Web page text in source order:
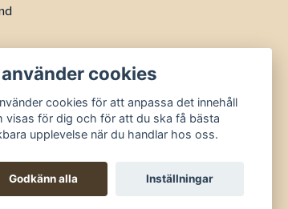
cookies
cookies för att anpassa det innehåll
visas för dig och för att du ska få bästa
upplevelse när du handlar hos oss.
Godkänn alla Inställningar